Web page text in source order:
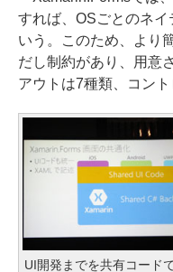
すれば、OSごとのネ
いう。このため、より
だし制約があり、用意
アウトは7種類、コン
UI開発までを共有コード